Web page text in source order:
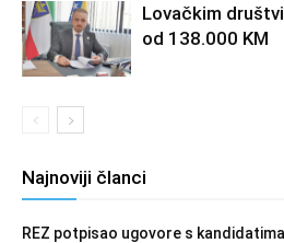
Lovačkim
od 138.000 KM
Najnoviji članci
REZ potpisao ugovore s